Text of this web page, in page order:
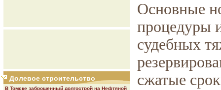
Долевое строительство
В Томске заброшенный долгострой на Нефтяной
Основные
процедуры
судебных
сжатые